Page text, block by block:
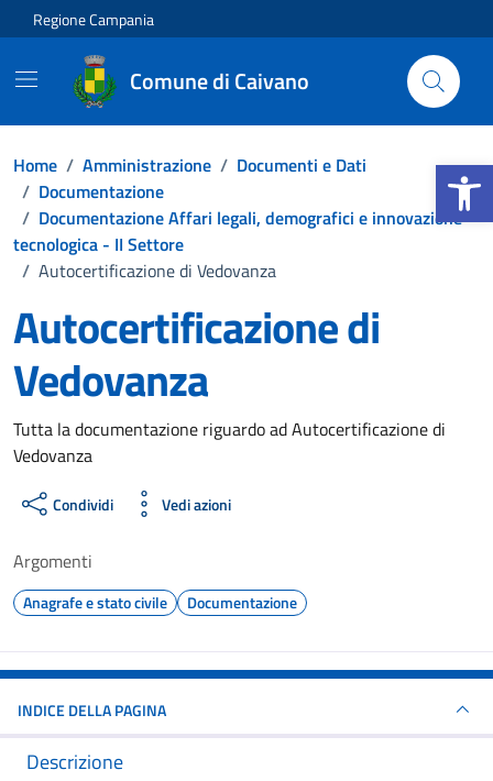
Apri la
Vai ai contenuti
Vai al footer
Regione Campania
Comune di Caivano
Home / Amministrazione / Documenti e Dati
/ Documentazione
/ Documentazione Affari legali, demografici e innovazione
tecnologica - II Settore
/ Autocertificazione di Vedovanza
Autocertificazione di
Vedovanza
Dettagli del documento
Tutta la documentazione riguardo ad Autocertificazione di
Vedovanza
Condividi Vedi azioni
Argomenti
Anagrafe e stato civile Documentazione
INDICE DELLA PAGINA
Descrizione